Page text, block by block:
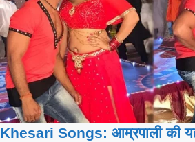
Khesari Songs: आम्रपाली की